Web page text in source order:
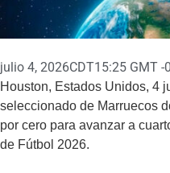
julio 4, 2026CDT15:25 GMT -
Houston, Estados Unidos, 4
seleccionado de Marruecos
por cero para avanzar a
de Fútbol 2026.